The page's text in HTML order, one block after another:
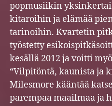
popmusiikin
kitaroihin ja elämää
tarinoihin. Kvartetin
työstetty
kesällä 2012 ja voitti
“Vilpitöntä, kaunista ja
Milesmore kääntää
parempaa maailmaa ja